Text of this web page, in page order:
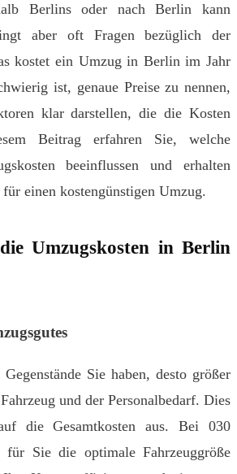
Berlins oder nach Berlin kann
aber oft Fragen bezüglich der
kostet ein Umzug in Berlin im Jahr
ist, genaue Preise zu nennen,
klar darstellen, die die Kosten
Beitrag erfahren Sie, welche
beeinflussen und erhalten
einen kostengünstigen Umzug.
Umzugskosten in Berlin
Sie haben, desto größer
und der Personalbedarf. Dies
die Gesamtkosten aus. Bei 030
Sie die optimale Fahrzeuggröße